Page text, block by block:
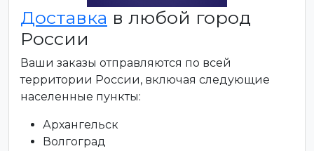
Доставка в любой город
России
Ваши заказы отправляются по всей
территории России, включая следующие
населенные пункты:
Архангельск
Волгоград